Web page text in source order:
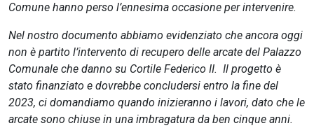
Comune hanno perso l’ennesima occasione per intervenire.
Nel nostro documento abbiamo evidenziato che ancora oggi
non è partito l’intervento di recupero delle arcate del Palazzo
Comunale che danno su Cortile Federico II. Il progetto è
stato finanziato e dovrebbe concludersi entro la fine del
2023, ci domandiamo quando inizieranno i lavori, dato che le
arcate sono chiuse in una imbragatura da ben cinque anni.